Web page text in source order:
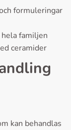
formuleringar
familjen
ceramider
kan behandlas